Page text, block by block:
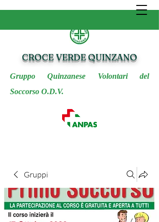
CROCE VERDE QUINZANO
Gruppo Quinzanese Volontari del
Soccorso O.D.V.
Gruppi